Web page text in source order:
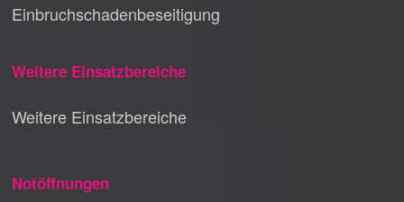
Einbruchschadenbeseitigung
Weitere Einsatzbereiche
Weitere Einsatzbereiche
Notöffnungen